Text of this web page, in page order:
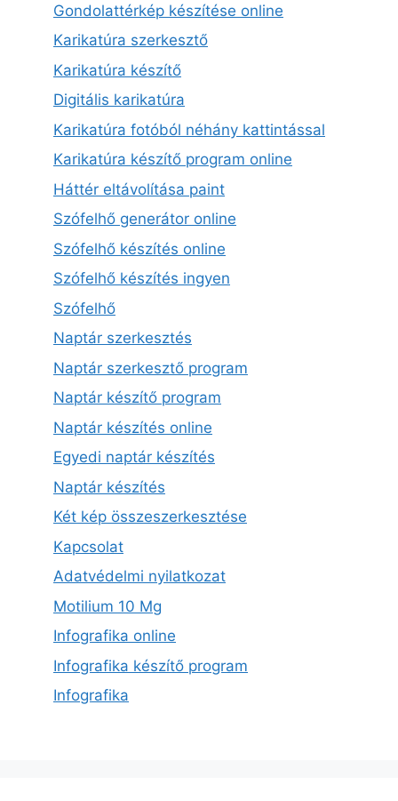
Gondolattérkép készítése online
Karikatúra szerkesztő
Karikatúra készítő
Digitális karikatúra
Karikatúra fotóból néhány kattintással
Karikatúra készítő program online
Háttér eltávolítása paint
Szófelhő generátor online
Szófelhő készítés online
Szófelhő készítés ingyen
Szófelhő
Naptár szerkesztés
Naptár szerkesztő program
Naptár készítő program
Naptár készítés online
Egyedi naptár készítés
Naptár készítés
Két kép összeszerkesztése
Kapcsolat
Adatvédelmi nyilatkozat
Motilium 10 Mg
Infografika online
Infografika készítő program
Infografika